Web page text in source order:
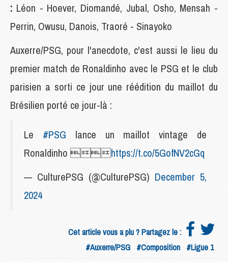
: Léon - Hoever, Diomandé, Jubal, Osho, Mensah -
Perrin, Owusu, Danois, Traoré - Sinayoko
Auxerre/PSG, pour l'anecdote, c'est aussi le lieu du
premier match de Ronaldinho avec le PSG et le club
parisien a sorti ce jour une réédition du maillot du
Brésilien porté ce jour-là :
Le #PSG lance un maillot vintage de
Ronaldinho https://t.co/5GofNV2cGq
— CulturePSG (@CulturePSG) December 5,
2024
Cet article vous a plu ? Partagez le :
#Auxerre/PSG #Composition #Ligue 1